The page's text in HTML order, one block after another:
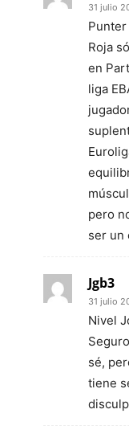
31 julio
Roja
en
liga
pero
ser un
Jgb3
31 julio
Nivel
sé,
tiene